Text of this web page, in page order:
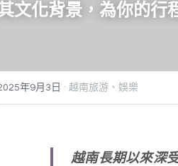
文化背景，為你的行
年9月3日 · 越南旅游、娛樂
越南長期以來深